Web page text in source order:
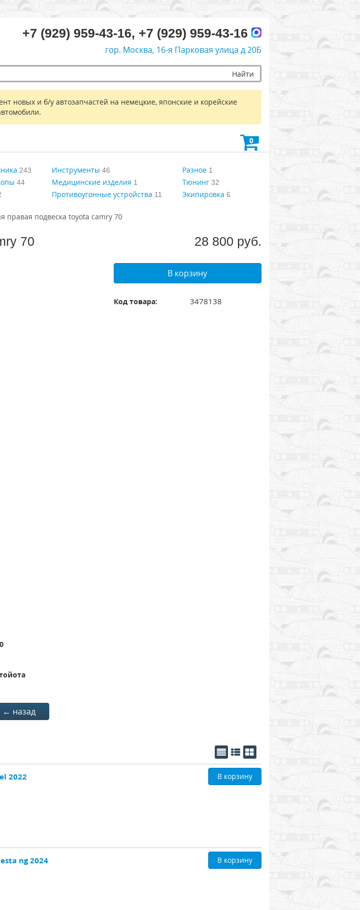
+7 (929) 959-43-16, +7 (929) 959-43-16
гор. Москва, 16-я Парковая улица д 20Б
Найти
новых и б/у автозапчастей на немецкие, японские и корейские
0
243
44
Инструменты 46
Медицинские изделия 1
Противоугонные устройства 11
Разное1
Тюнинг32
Экипировка 6
правая подвеска toyota camry 70
70 28 800 руб.
В корзину
Код товара: 3478138
← назад
2022 В корзину
ng 2024 В корзину